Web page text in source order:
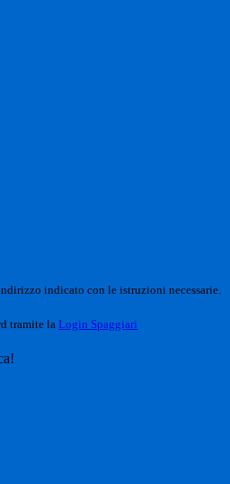
indicato con le istruzioni necessarie.
tramite la Login Spaggiari